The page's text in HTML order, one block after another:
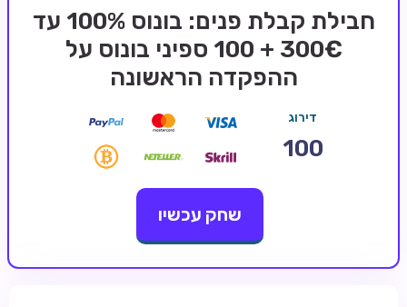
בלאקג'ק אונליין
בונוסים בקזינו אונליין
חבילת קבלת פנים: בונוס 100% עד
300€ + 100 ספיני בונוס על
ההפקדה הראשונה
דירוג
100
שחק עכשיו